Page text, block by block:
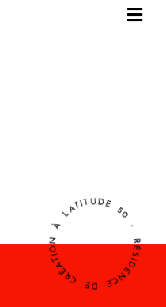
RÉSIDENCE DE CRÉATION À LATITUDE 50 -